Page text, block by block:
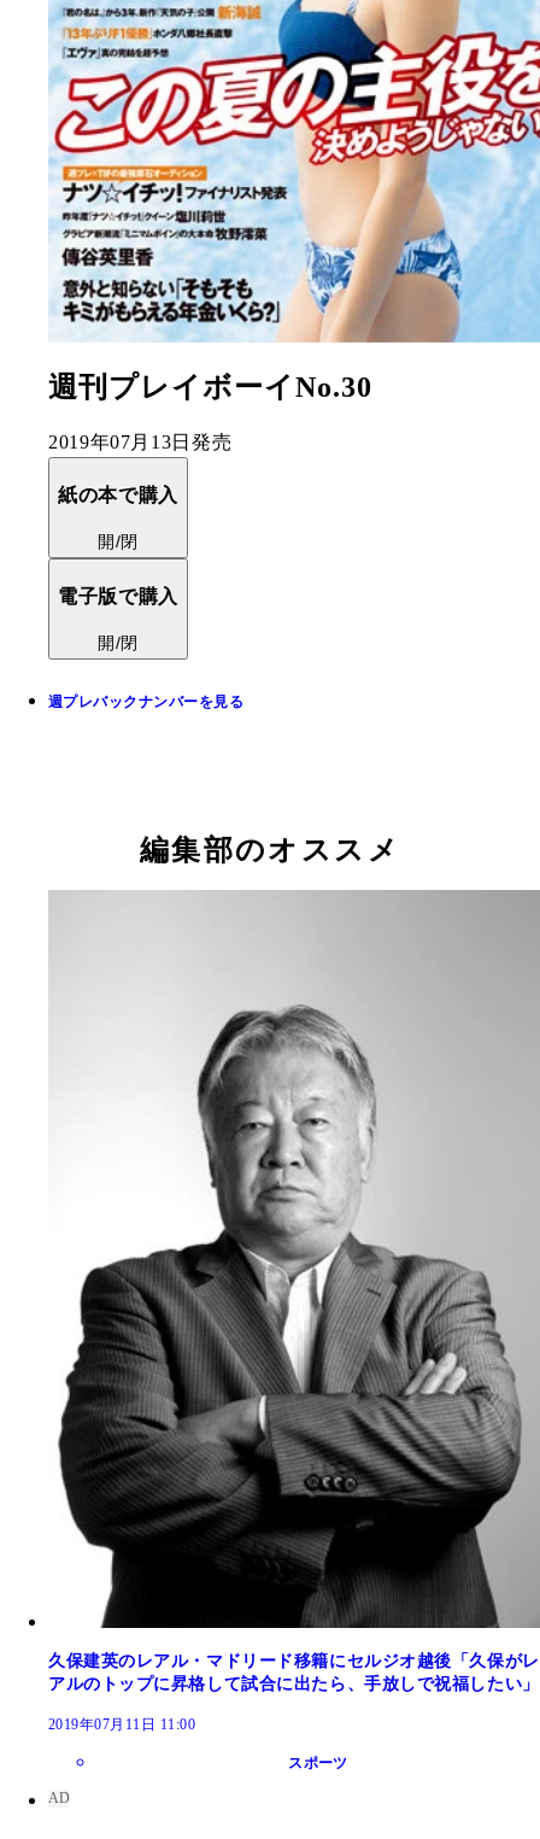
週刊プレイボーイNo.30
2019年07月13日発売
紙の本で購入
開/閉
電子版で購入
開/閉
週プレバックナンバーを見る
編集部のオススメ
久保建英のレアル・マドリード移籍にセルジオ越後「久保がレ
アルのトップに昇格して試合に出たら、手放しで祝福したい」
2019年07月11日 11:00
スポーツ